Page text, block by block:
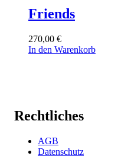
Friends
270,00 €
In den Warenkorb
Rechtliches
AGB
Datenschutz